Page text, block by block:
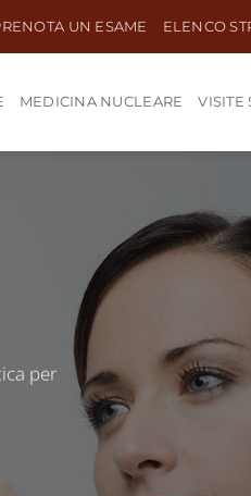
UN ESAME ELENCO
MEDICINA NUCLEARE VISITE
per